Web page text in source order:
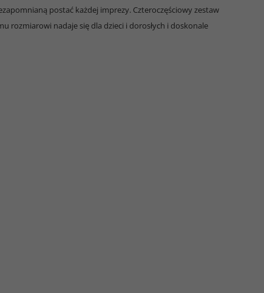
postać każdej imprezy. Czteroczęściowy zestaw
rozmiarowi nadaje się dla dzieci i dorosłych i doskonale